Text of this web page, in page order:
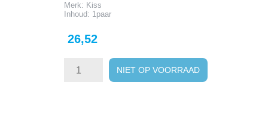
Merk: Kiss
Inhoud: 1paar
Prijs
26,52
NIET OP VOORRAAD